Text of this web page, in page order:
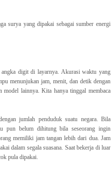
surya yang dipakai sebagai sumber energi
digit di layarnya. Akurasi waktu yang
menunjukan jam, menit, dan detik dengan
model lainnya. Kita hanya tinggal membaca
jumlah penduduk suatu negara. Bila
pun belum dihitung bila seseorang ingin
memiliki jam tangan lebih dari dua. Jam
dalam segala suasana. Saat bekerja di luar
pula dipakai.